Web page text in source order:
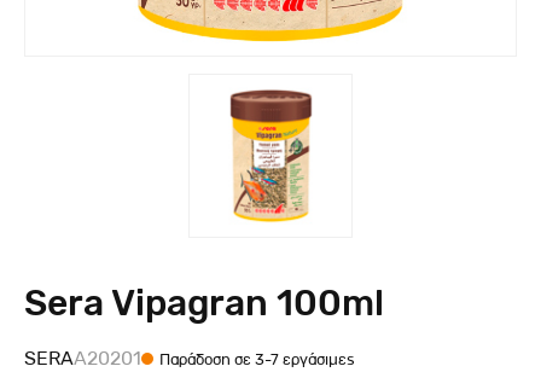
Sera Vipagran 100ml
SERAΑ20201 Παράδοση σε 3-7 εργάσιμες